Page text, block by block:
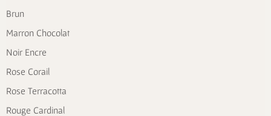
Brun
Marron Chocolat
Noir Encre
Rose Corail
Rose Terracotta
Rouge Cardinal